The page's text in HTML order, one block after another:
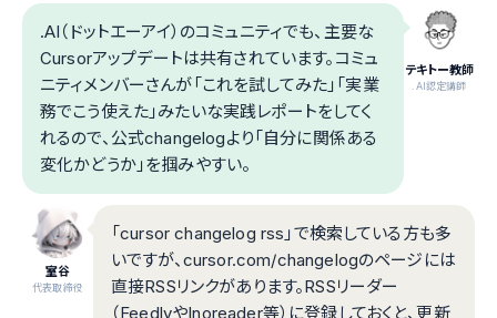
テキトー教師
.AI認定講師
.AI（ドットエーアイ）のコミュニティでも、主要な
Cursorアップデートは共有されています。コミュ
ニティメンバーさんが「これを試してみた」「実業
務でこう使えた」みたいな実践レポートをしてく
れるので、公式changelogより「自分に関係ある
変化かどうか」を掴みやすい。
室谷
代表取締役
「cursor changelog rss」で検索している方も多
いですが、cursor.com/changelogのページには
直接RSSリンクがあります。RSSリーダー
（FeedlyやInoreader等）に登録しておくと、更新